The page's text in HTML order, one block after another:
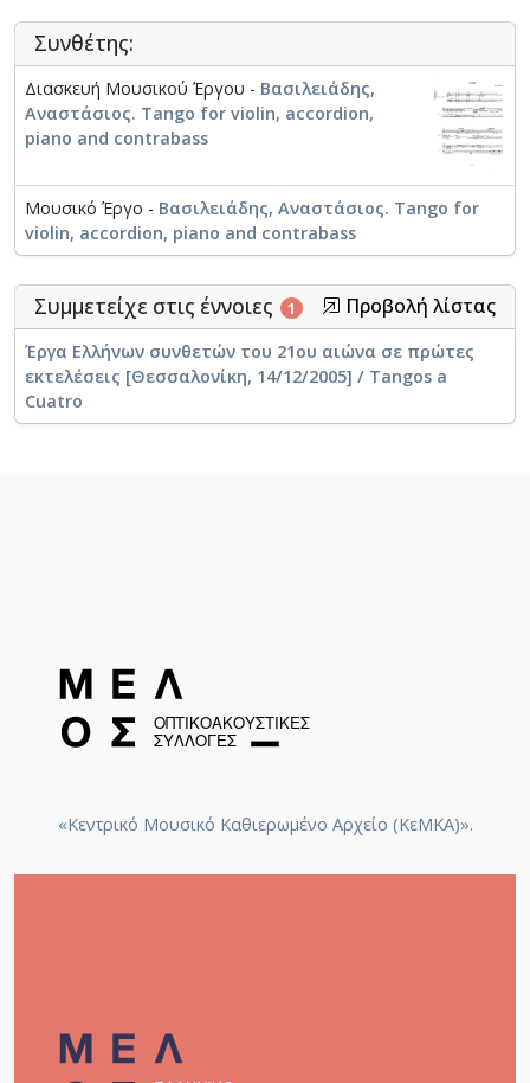
Συνθέτης:
Διασκευή Μουσικού Έργου - Βασιλειάδης,
Αναστάσιος. Tango for violin, accordion,
piano and contrabass
Μουσικό Έργο - Βασιλειάδης, Αναστάσιος. Tango for
violin, accordion, piano and contrabass
Συμμετείχε στις έννοιες 1 Προβολή λίστας
Έργα Ελλήνων συνθετών του 21ου αιώνα σε πρώτες
εκτελέσεις [Θεσσαλονίκη, 14/12/2005] / Tangos a
Cuatro
«Κεντρικό Μουσικό Καθιερωμένο Αρχείο (ΚεΜΚΑ)».